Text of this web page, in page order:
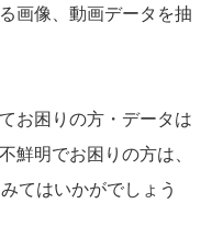
画像、動画データを抽
お困りの方・データは
鮮明でお困りの方は、
てはいかがでしょう